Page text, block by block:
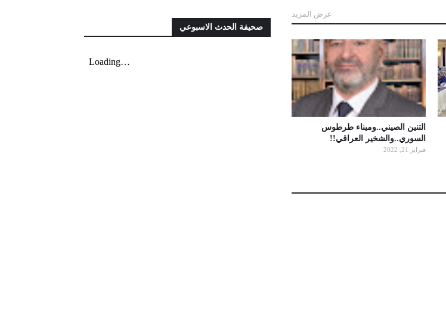
عرض المزيد
التنين الصيني..وميناء طرطوس
السوري..والشخير العراقي!!
فبراير 21, 2022
صحيفة الحدث الاسبوعي